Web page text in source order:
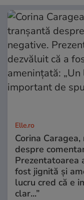
Elle.ro
Corina
despre
Prezentatoarea
fost jignită și
lucru cred că e
clar...”